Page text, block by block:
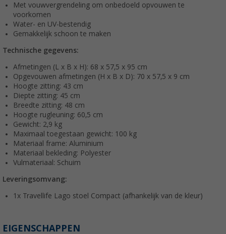
Met vouwvergrendeling om onbedoeld opvouwen te
voorkomen
Water- en UV-bestendig
Gemakkelijk schoon te maken
Technische gegevens:
Afmetingen (L x B x H): 68 x 57,5 x 95 cm
Opgevouwen afmetingen (H x B x D): 70 x 57,5 x 9 cm
Hoogte zitting: 43 cm
Diepte zitting: 45 cm
Breedte zitting: 48 cm
Hoogte rugleuning: 60,5 cm
Gewicht: 2,9 kg
Maximaal toegestaan gewicht: 100 kg
Materiaal frame: Aluminium
Materiaal bekleding: Polyester
Vulmateriaal: Schuim
Leveringsomvang:
1x Travellife Lago stoel Compact (afhankelijk van de kleur)
EIGENSCHAPPEN